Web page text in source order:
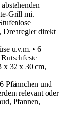
Grill mit
Drehregler direkt
u.v.m. • 6
x 32 x 30 cm,
Pfännchen und
relevant oder
Pfannen,